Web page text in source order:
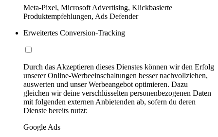
Meta-Pixel, Microsoft Advertising, Klickbasierte
Produktempfehlungen, Ads Defender
Erweitertes Conversion-Tracking
Durch das Akzeptieren dieses Dienstes können wir den Erfolg
unserer Online-Werbeeinschaltungen besser nachvollziehen,
auswerten und unser Werbeangebot optimieren. Dazu
gleichen wir deine verschlüsselten personenbezogenen Daten
mit folgenden externen Anbietenden ab, sofern du deren
Dienste bereits nutzt:
Google Ads